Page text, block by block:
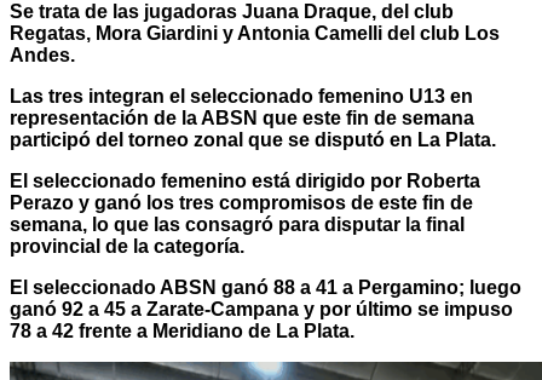
Se trata de las jugadoras Juana Draque, del club
Regatas, Mora Giardini y Antonia Camelli del club Los
Andes.
Las tres integran el seleccionado femenino U13 en
representación de la ABSN que este fin de semana
participó del torneo zonal que se disputó en La Plata.
El seleccionado femenino está dirigido por Roberta
Perazo y ganó los tres compromisos de este fin de
semana, lo que las consagró para disputar la final
provincial de la categoría.
El seleccionado ABSN ganó 88 a 41 a Pergamino; luego
ganó 92 a 45 a Zarate-Campana y por último se impuso
78 a 42 frente a Meridiano de La Plata.